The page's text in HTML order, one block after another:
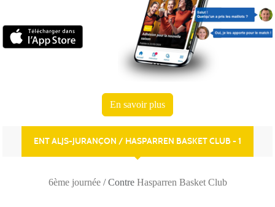
ENT ALJS-JURANÇON / HASPARREN BASKET CLUB - 1
6ème journée / Contre Hasparren Basket Club
En savoir plus